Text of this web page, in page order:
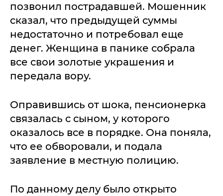
позвонил пострадавшей. Мошенник
сказал, что предыдущей суммы
недостаточно и потребовал еще
денег. Женщина в панике собрала
все свои золотые украшения и
передала вору.
Оправившись от шока, пенсионерка
связалась с сыном, у которого
оказалось все в порядке. Она поняла,
что ее обворовали, и подала
заявление в местную полицию.
По данному делу было открыто